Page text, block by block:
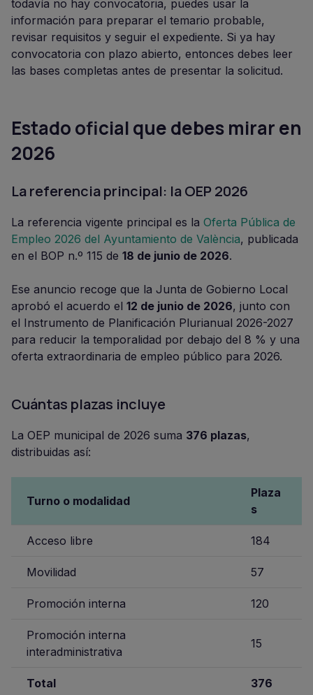
todavía no hay convocatoria, puedes usar la
información para preparar el temario probable,
revisar requisitos y seguir el expediente. Si ya hay
convocatoria con plazo abierto, entonces debes leer
las bases completas antes de presentar la solicitud.
Estado oficial que debes mirar en
2026
La referencia principal: la OEP 2026
La referencia vigente principal es la Oferta Pública de
Empleo 2026 del Ayuntamiento de València, publicada
en el BOP n.º 115 de 18 de junio de 2026.
Ese anuncio recoge que la Junta de Gobierno Local
aprobó el acuerdo el 12 de junio de 2026, junto con
el Instrumento de Planificación Plurianual 2026-2027
para reducir la temporalidad por debajo del 8 % y una
oferta extraordinaria de empleo público para 2026.
Cuántas plazas incluye
La OEP municipal de 2026 suma 376 plazas,
distribuidas así:
Turno o modalidad
Plaza
s
Acceso libre 184
Movilidad 57
Promoción interna 120
Promoción interna
interadministrativa
15
Total 376